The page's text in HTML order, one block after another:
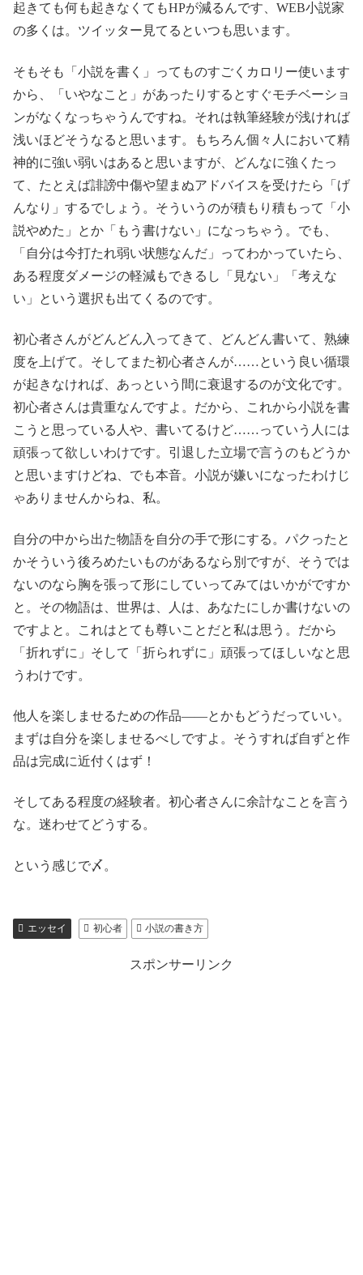
起きても何も起きなくてもHPが減るんです、WEB小説家
の多くは。ツイッター見てるといつも思います。
そもそも「小説を書く」ってものすごくカロリー使います
から、「いやなこと」があったりするとすぐモチベーショ
ンがなくなっちゃうんですね。それは執筆経験が浅ければ
浅いほどそうなると思います。もちろん個々人において精
神的に強い弱いはあると思いますが、どんなに強くたっ
て、たとえば誹謗中傷や望まぬアドバイスを受けたら「げ
んなり」するでしょう。そういうのが積もり積もって「小
説やめた」とか「もう書けない」になっちゃう。でも、
「自分は今打たれ弱い状態なんだ」ってわかっていたら、
ある程度ダメージの軽減もできるし「見ない」「考えな
い」という選択も出てくるのです。
初心者さんがどんどん入ってきて、どんどん書いて、熟練
度を上げて。そしてまた初心者さんが……という良い循環
が起きなければ、あっという間に衰退するのが文化です。
初心者さんは貴重なんですよ。だから、これから小説を書
こうと思っている人や、書いてるけど……っていう人には
頑張って欲しいわけです。引退した立場で言うのもどうか
と思いますけどね、でも本音。小説が嫌いになったわけじ
ゃありませんからね、私。
自分の中から出た物語を自分の手で形にする。パクったと
かそういう後ろめたいものがあるなら別ですが、そうでは
ないのなら胸を張って形にしていってみてはいかがですか
と。その物語は、世界は、人は、あなたにしか書けないの
ですよと。これはとても尊いことだと私は思う。だから
「折れずに」そして「折られずに」頑張ってほしいなと思
うわけです。
他人を楽しませるための作品――とかもどうだっていい。
まずは自分を楽しませるべしですよ。そうすれば自ずと作
品は完成に近付くはず！
そしてある程度の経験者。初心者さんに余計なことを言う
な。迷わせてどうする。
という感じで〆。
エッセイ 初心者 小説の書き方
スポンサーリンク